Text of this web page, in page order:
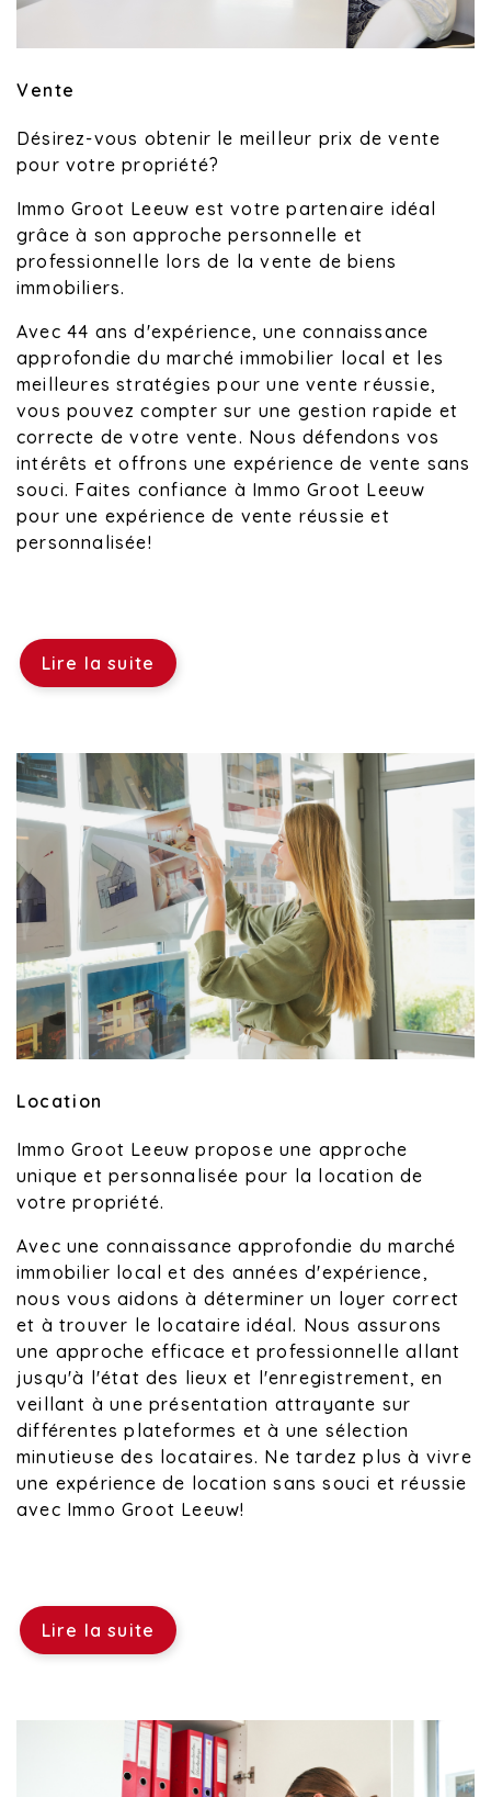
Vente
Désirez-vous obtenir le meilleur prix de vente
pour votre propriété?
Immo Groot Leeuw est votre partenaire idéal
grâce à son approche personnelle et
professionnelle lors de la vente de biens
immobiliers.
Avec 44 ans d'expérience, une connaissance
approfondie du marché immobilier local et les
meilleures stratégies pour une vente réussie,
vous pouvez compter sur une gestion rapide et
correcte de votre vente. Nous défendons vos
intérêts et offrons une expérience de vente sans
souci. Faites confiance à Immo Groot Leeuw
pour une expérience de vente réussie et
personnalisée!
Lire la suite
Location
Immo Groot Leeuw propose une approche
unique et personnalisée pour la location de
votre propriété.
Avec une connaissance approfondie du marché
immobilier local et des années d'expérience,
nous vous aidons à déterminer un loyer correct
et à trouver le locataire idéal. Nous assurons
une approche efficace et professionnelle allant
jusqu'à l'état des lieux et l'enregistrement, en
veillant à une présentation attrayante sur
différentes plateformes et à une sélection
minutieuse des locataires. Ne tardez plus à vivre
une expérience de location sans souci et réussie
avec Immo Groot Leeuw!
Lire la suite